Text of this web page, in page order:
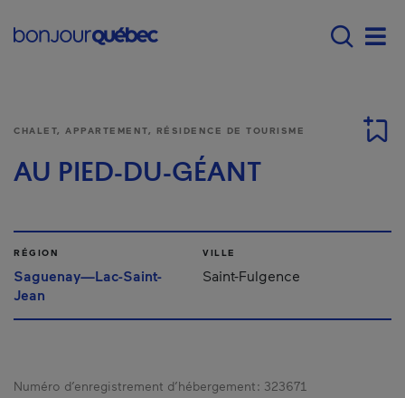
Main navigation -
CHALET, APPARTEMENT, RÉSIDENCE DE TOURISME
AU PIED-DU-GÉANT
RÉGION
Saguenay—Lac-Saint-
Jean
VILLE
Saint-Fulgence
Numéro d’enregistrement d’hébergement : 323671